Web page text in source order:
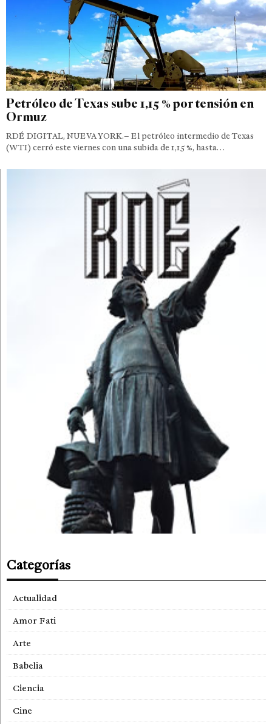
Petróleo de Texas sube 1,15 % por tensión en
Ormuz
RDÉ DIGITAL, NUEVA YORK.– El petróleo intermedio de Texas
(WTI) cerró este viernes con una subida de 1,15 %, hasta…
Categorías
Actualidad
Amor Fati
Arte
Babelia
Ciencia
Cine